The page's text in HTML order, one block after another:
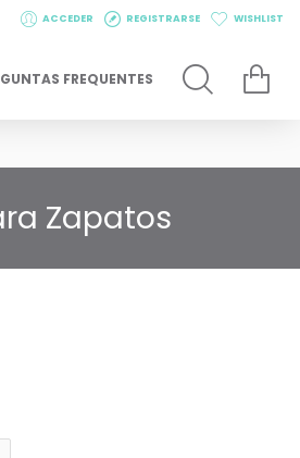
ACCEDER REGISTRARSE WISHLIST
FREQUENTES
Zapatos